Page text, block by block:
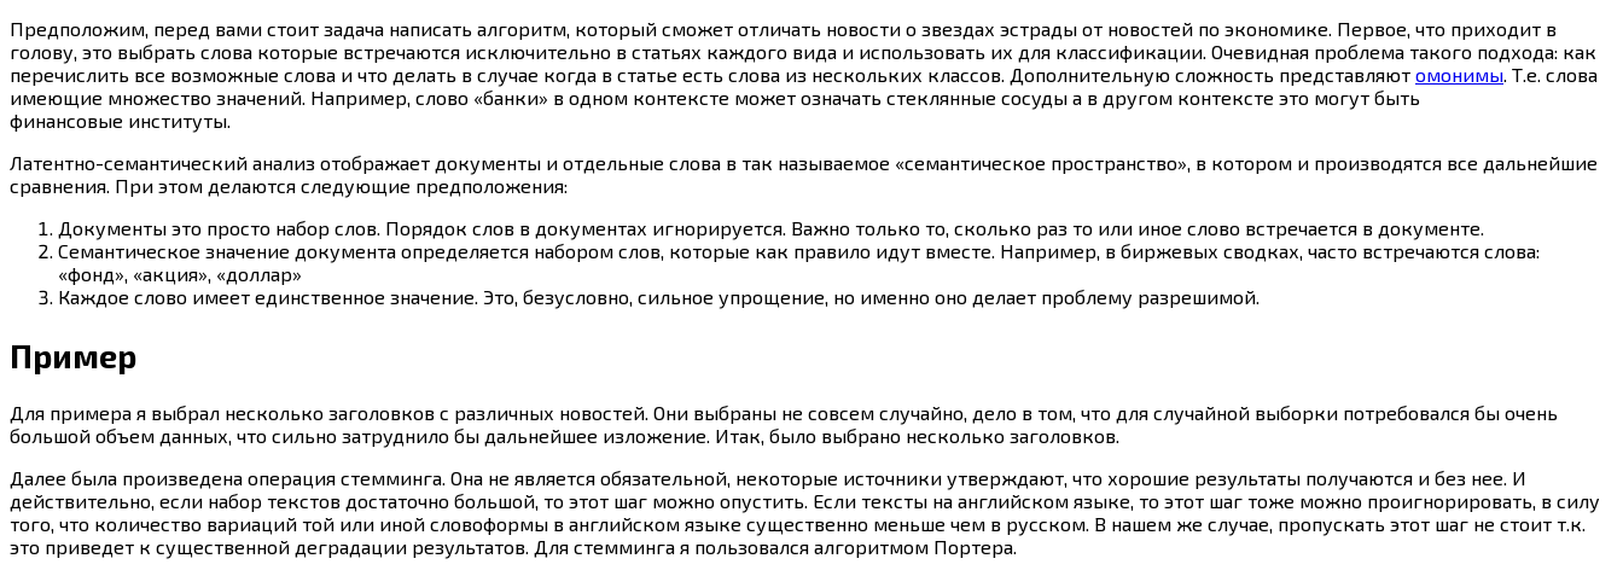
Предположим, перед вами стоит задача написать алгоритм, который сможет отличать новости о звездах эстрады от новостей по экономике. Первое, что приходит в
голову, это выбрать слова которые встречаются исключительно в статьях каждого вида и использовать их для классификации. Очевидная проблема такого подхода: как
перечислить все возможные слова и что делать в случае когда в статье есть слова из нескольких классов. Дополнительную сложность представляют омонимы. Т.е. слова
имеющие множество значений. Например, слово «банки» в одном контексте может означать стеклянные сосуды а в другом контексте это могут быть
финансовые институты.
Латентно-семантический анализ отображает документы и отдельные слова в так называемое «семантическое пространство», в котором и производятся все дальнейшие
сравнения. При этом делаются следующие предположения:
Документы это просто набор слов. Порядок слов в документах игнорируется. Важно только то, сколько раз то или иное слово встречается в документе.
Семантическое значение документа определяется набором слов, которые как правило идут вместе. Например, в биржевых сводках, часто встречаются слова:
«фонд», «акция», «доллар»
Каждое слово имеет единственное значение. Это, безусловно, сильное упрощение, но именно оно делает проблему разрешимой.
Пример
Для примера я выбрал несколько заголовков с различных новостей. Они выбраны не совсем случайно, дело в том, что для случайной выборки потребовался бы очень
большой объем данных, что сильно затруднило бы дальнейшее изложение. Итак, было выбрано несколько заголовков.
Далее была произведена операция стемминга. Она не является обязательной, некоторые источники утверждают, что хорошие результаты получаются и без нее. И
действительно, если набор текстов достаточно большой, то этот шаг можно опустить. Если тексты на английском языке, то этот шаг тоже можно проигнорировать, в силу
того, что количество вариаций той или иной словоформы в английском языке существенно меньше чем в русском. В нашем же случае, пропускать этот шаг не стоит т.к.
это приведет к существенной деградации результатов. Для стемминга я пользовался алгоритмом Портера.